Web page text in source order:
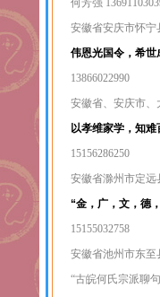
何芳强
安徽省安庆市怀宁
伟恩光国令，希世
13866022990
安徽省、安庆市
以孝维家学，知
15156286250
安徽省滁州市定
“金，广，文，德
15155032758
安徽省池州市东
“古皖何氏宗派聊句